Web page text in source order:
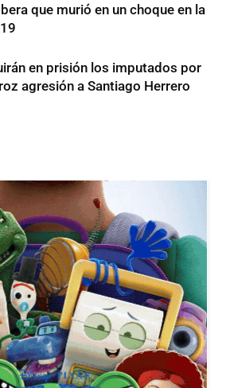
que murió en un choque en la
en prisión los imputados por
agresión a Santiago Herrero